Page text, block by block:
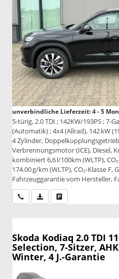
unverbindliche Lieferzeit: 4 - 5
5-türig, 2.0 TDI ; 142KW/193PS ; 7-
(Automatik) ; 4x4 (Allrad), 142 kW
4 Zylinder,
Verbrennungsmotor (ICE), Diesel,
kombiniert 6,6 l/100km (WLTP),
174.00 g/km (WLTP), CO₂-Klasse F,
Fahrzeuggarantie vom Hersteller,
Wir rufen Sie an
PDF-Datei,
Skoda Kodiaq 2.0 TDI
Selection, 7-Sitzer,
Winter, 4 J.-Garantie